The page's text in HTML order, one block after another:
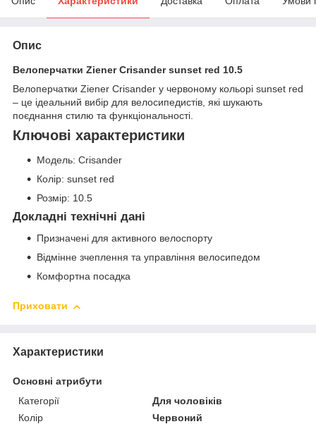
Опис
Велоперчатки Ziener Crisander sunset red 10.5
Велоперчатки Ziener Crisander у червоному кольорі sunset red
– це ідеальний вибір для велосипедистів, які шукають
поєднання стилю та функціональності.
Ключові характеристики
Модель: Crisander
Колір: sunset red
Розмір: 10.5
Докладні технічні дані
Призначені для активного велоспорту
Відмінне зчеплення та управління велосипедом
Комфортна посадка
Приховати
Характеристики
Основні атрибути
Категорії
Для чоловіків
Колір
Червоний